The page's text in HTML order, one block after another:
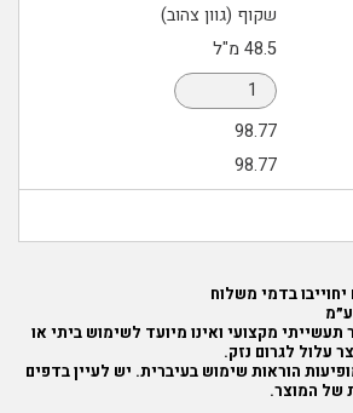
שקוף (גוון צהוב)
48.5 מ"ל
98.77
98.77
תעשייתי מקצועי ואינו מיועד לשימוש ביתי או
עלול לגרום נזק.
הוראות שימוש בעיברית. יש לעיין בדפים
של המוצר.